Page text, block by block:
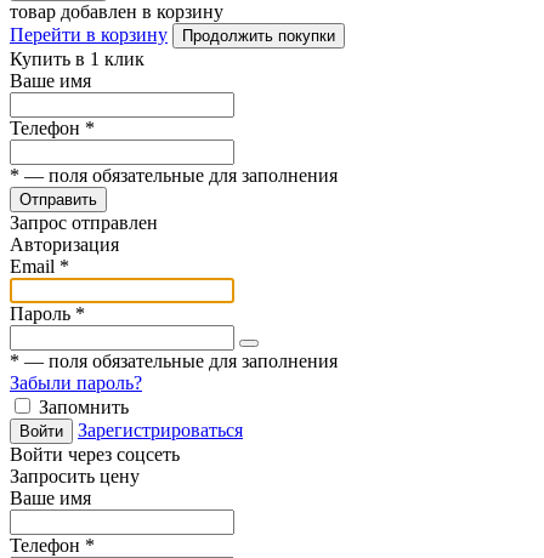
товар добавлен в корзину
Перейти в корзину
Продолжить покупки
Купить в 1 клик
Ваше имя
Телефон *
* — поля обязательные для заполнения
Отправить
Запрос отправлен
Авторизация
Email *
Пароль *
* — поля обязательные для заполнения
Забыли пароль?
Запомнить
Войти
Зарегистрироваться
Войти через соцсеть
Запросить цену
Ваше имя
Телефон *